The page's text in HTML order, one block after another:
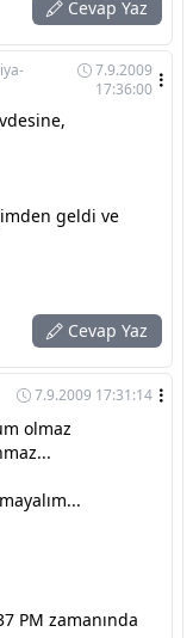
Cevap Yaz
7.9.2009
17:36:00
geldi ve
Cevap Yaz
7.9.2009 17:31:14
olmaz
PM zamanında